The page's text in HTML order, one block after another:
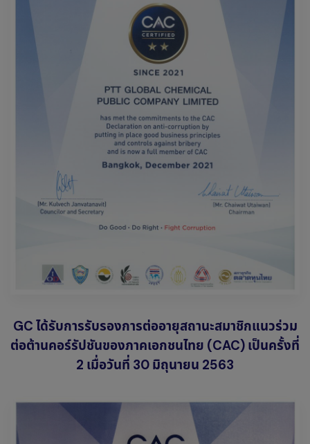
GC ได้รับการรับรองการต่ออายุสถานะสมาชิกแนวร่วม
ต่อต้านคอร์รัปชันของภาคเอกชนไทย (CAC) เป็นครั้งที่
2 เมื่อวันที่ 30 มิถุนายน 2563